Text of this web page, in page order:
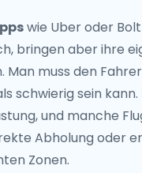
wie Uber oder
bringen aber ihre
Man muss den
schwierig sein
und manche
Abholung oder
Zonen.